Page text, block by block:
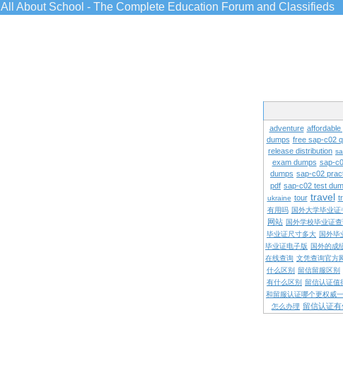
All About School - The Complete Education Forum and Classifieds
adventure
dumps free sap-c02
release distribution
exam dumps sap-
dumps sap-c02
pdf sap-c02 test
ukraine tour travel
有用吗 国外大学毕业证
网站 国外学校毕业证
毕业证尺寸多大 国外毕
毕业证电子版 国外的成
在线查询 文凭查询官方
什么区别 留信留服区别
有什么区别 留信认证值
和留服认证哪个更权威
怎么办理 留信认证有